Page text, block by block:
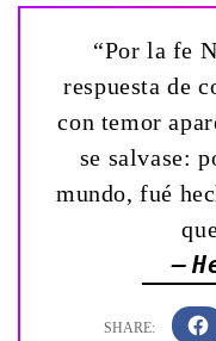
“Por la fe
respuesta de
con temor
se salvase:
mundo, fué
—